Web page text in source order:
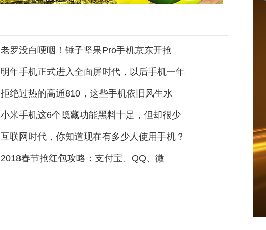
老罗没白哽咽！锤子坚果Pro手机京东开抢
明年手机正式进入全面屏时代，以后手机一年
拒绝过热的高通810，这些手机依旧风生水
小米手机这6个隐藏功能黑料十足，但却很少
互联网时代，你知道现在有多少人使用手机？
2018春节抢红包攻略：支付宝、QQ、微